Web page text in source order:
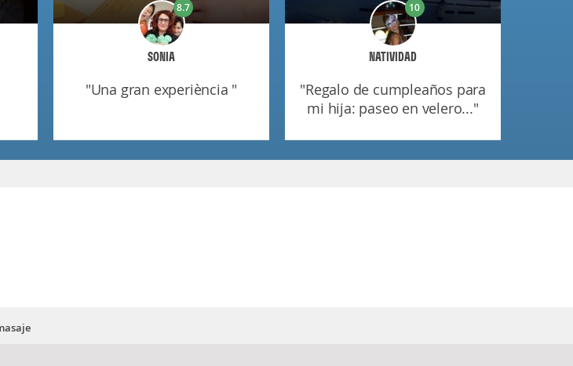
SONIA
8.7
"una gran experiència "
NATIVIDAD
10
"regalo de cumpleaños para
mi hija: paseo en velero..."